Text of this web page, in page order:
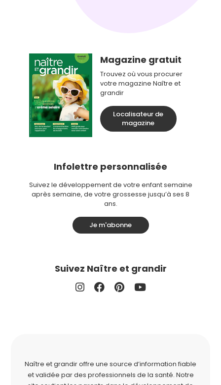
Magazine gratuit
Trouvez où vous procurer
votre magazine Naître et
grandir
Localisateur de
magazine
Infolettre personnalisée
Suivez le développement de votre enfant semaine
après semaine, de votre grossesse jusqu’à ses 8
ans.
Je m'abonne
Suivez Naître et grandir
Naître et grandir offre une source d’information fiable
et validée par des professionnels de la santé. Notre